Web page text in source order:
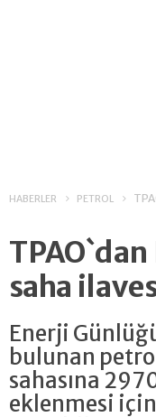
HABERLER PETROL
saha
Enerji
bulunan
sahasına
eklenmesi